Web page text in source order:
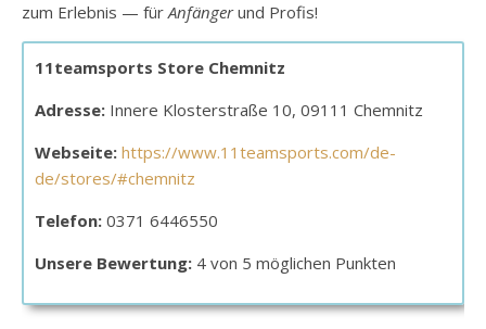
zum Erlebnis — fürAnfängerund Profis!
11teamsports Store Chemnitz
Adresse: Innere Klosterstraße 10, 09111 Chemnitz
Webseite: https://www.11teamsports.com/de-
de/stores/#chemnitz
Telefon: 0371 6446550
Unsere Bewertung: 4 von 5 möglichen Punkten